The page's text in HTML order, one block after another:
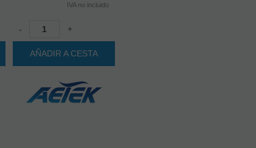
IVA no incluido
- +
AÑADIR A CESTA